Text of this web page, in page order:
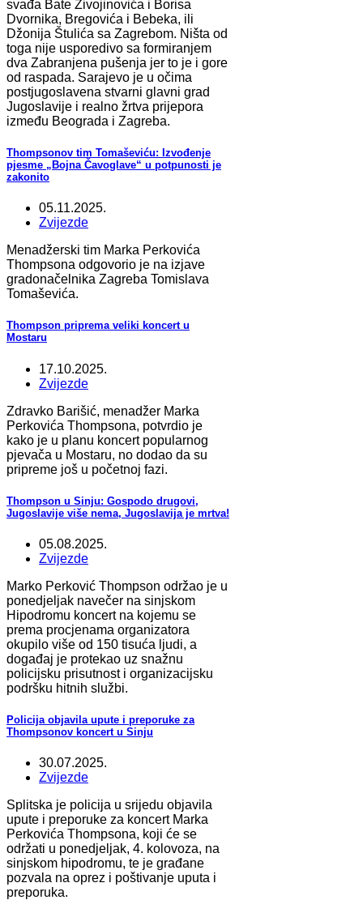
svađa Bate Živojinovića i Borisa
Dvornika, Bregovića i Bebeka, ili
Džonija Štulića sa Zagrebom. Ništa od
toga nije usporedivo sa formiranjem
dva Zabranjena pušenja jer to je i gore
od raspada. Sarajevo je u očima
postjugoslavena stvarni glavni grad
Jugoslavije i realno žrtva prijepora
između Beograda i Zagreba.
Thompsonov tim Tomaševiću: Izvođenje
pjesme „Bojna Čavoglave“ u potpunosti je
zakonito
05.11.2025.
Zvijezde
Menadžerski tim Marka Perkovića
Thompsona odgovorio je na izjave
gradonačelnika Zagreba Tomislava
Tomaševića.
Thompson priprema veliki koncert u
Mostaru
17.10.2025.
Zvijezde
Zdravko Barišić, menadžer Marka
Perkovića Thompsona, potvrdio je
kako je u planu koncert popularnog
pjevača u Mostaru, no dodao da su
pripreme još u početnoj fazi.
Thompson u Sinju: Gospodo drugovi,
Jugoslavije više nema, Jugoslavija je mrtva!
05.08.2025.
Zvijezde
Marko Perković Thompson održao je u
ponedjeljak navečer na sinjskom
Hipodromu koncert na kojemu se
prema procjenama organizatora
okupilo više od 150 tisuća ljudi, a
događaj je protekao uz snažnu
policijsku prisutnost i organizacijsku
podršku hitnih službi.
Policija objavila upute i preporuke za
Thompsonov koncert u Sinju
30.07.2025.
Zvijezde
Splitska je policija u srijedu objavila
upute i preporuke za koncert Marka
Perkovića Thompsona, koji će se
održati u ponedjeljak, 4. kolovoza, na
sinjskom hipodromu, te je građane
pozvala na oprez i poštivanje uputa i
preporuka.